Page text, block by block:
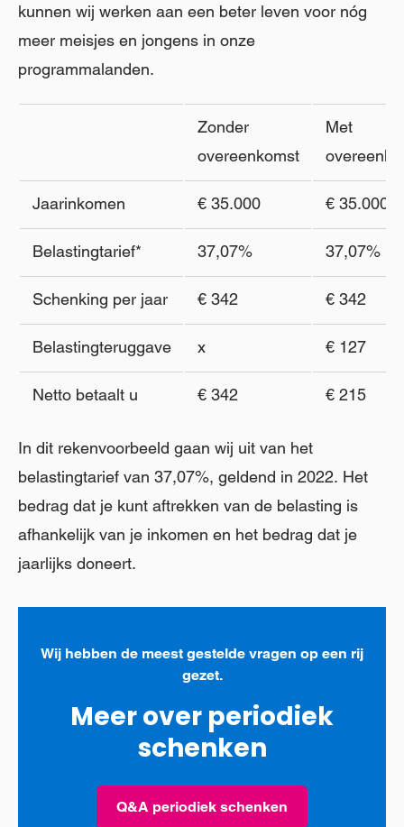
kunnen wij werken aan een beter leven voor nóg
meer meisjes en jongens in onze
programmalanden.
Zonder
overeenkomst
Met
Jaarinkomen € 35.000 € 35.000
Belastingtarief* 37,07% 37,07%
Schenking per jaar € 342 € 342
Belastingteruggave x € 127
Netto betaalt u € 342 € 215
In dit rekenvoorbeeld gaan wij uit van het
belastingtarief van 37,07%, geldend in 2022. Het
bedrag dat je kunt aftrekken van de belasting is
afhankelijk van je inkomen en het bedrag dat je
jaarlijks doneert.
Wij hebben de meest gestelde vragen op een rij
gezet.
Meer over periodiek
schenken
Q&A periodiek schenken